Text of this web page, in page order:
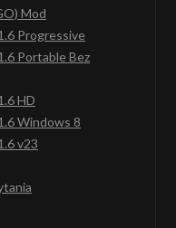
Mod
Progressive
Portable Bez
HD
Windows 8
v23